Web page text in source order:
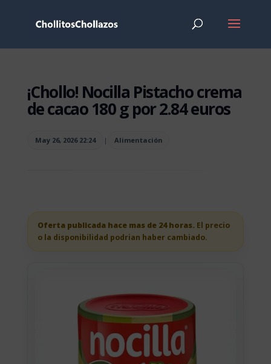
¡Chollo! Nocilla Pistacho crema
de cacao 180 g por 2.84 euros
May 26, 2026 22:24 | Alimentación
Oferta publicada hace mas de 24 horas. El precio
o la disponibilidad podrian haber cambiado.